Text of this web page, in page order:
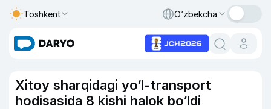
Toshkent O‘zbekcha
Xitoy sharqidagi yo‘l-transport
hodisasida 8 kishi halok bo‘ldi